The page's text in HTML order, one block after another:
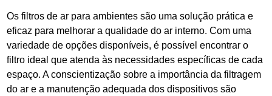
Os filtros de ar para ambientes são uma solução prática e
eficaz para melhorar a qualidade do ar interno. Com uma
variedade de opções disponíveis, é possível encontrar o
filtro ideal que atenda às necessidades específicas de cada
espaço. A conscientização sobre a importância da filtragem
do ar e a manutenção adequada dos dispositivos são